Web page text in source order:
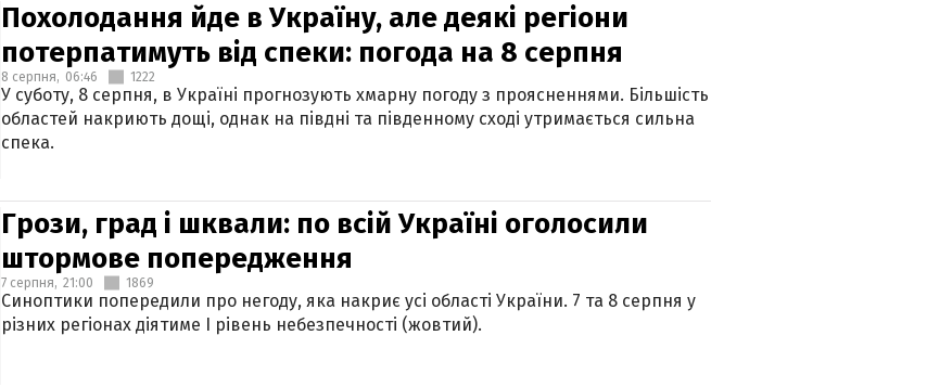
Похолодання йде в Україну, але деякі регіони
потерпатимуть від спеки: погода на 8 серпня
8 серпня, 06:46 1222
У суботу, 8 серпня, в Україні прогнозують хмарну погоду з проясненнями. Більшість
областей накриють дощі, однак на півдні та південному сході утримається сильна
спека.
Грози, град і шквали: по всій Україні оголосили
штормове попередження
7 серпня, 21:00 1869
Синоптики попередили про негоду, яка накриє усі області України. 7 та 8 серпня у
різних регіонах діятиме І рівень небезпечності (жовтий).